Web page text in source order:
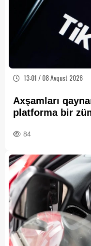
13:01 / 08 Avqust 2026
Axşamları
platforma bir zümrə qadınlarla dolu
84